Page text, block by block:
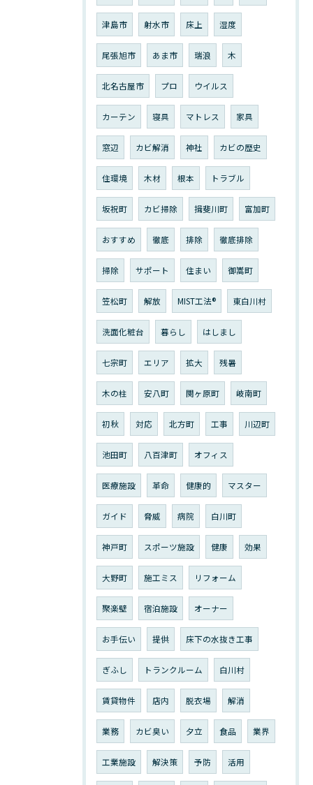
津島市 射水市 床上 湿度
尾張旭市 あま市 瑞浪 木
北名古屋市 プロ ウイルス
カーテン 寝具 マトレス 家具
窓辺 カビ解消 神社 カビの歴史
住環境 木材 根本 トラブル
坂祝町 カビ掃除 揖斐川町 富加町
おすすめ 徹底 排除 徹底排除
掃除 サポート 住まい 御嵩町
笠松町 解放 MIST工法®︎ 東白川村
洗面化粧台 暮らし はしまし
七宗町 エリア 拡大 残暑
木の柱 安八町 関ヶ原町 岐南町
初秋 対応 北方町 工事 川辺町
池田町 八百津町 オフィス
医療施設 革命 健康的 マスター
ガイド 脅威 病院 白川町
神戸町 スポーツ施設 健康 効果
大野町 施工ミス リフォーム
聚楽壁 宿泊施設 オーナー
お手伝い 提供 床下の水抜き工事
ぎふし トランクルーム 白川村
賃貸物件 店内 脱衣場 解消
業務 カビ臭い 夕立 食品 業界
工業施設 解決策 予防 活用